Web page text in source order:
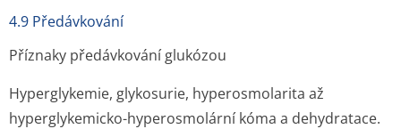
4.9 Předávkování
Příznaky předávkování glukózou
Hyperglykemie, glykosurie, hyperosmolarita až
hyperglykemicko-hyperosmolární kóma a dehydratace.